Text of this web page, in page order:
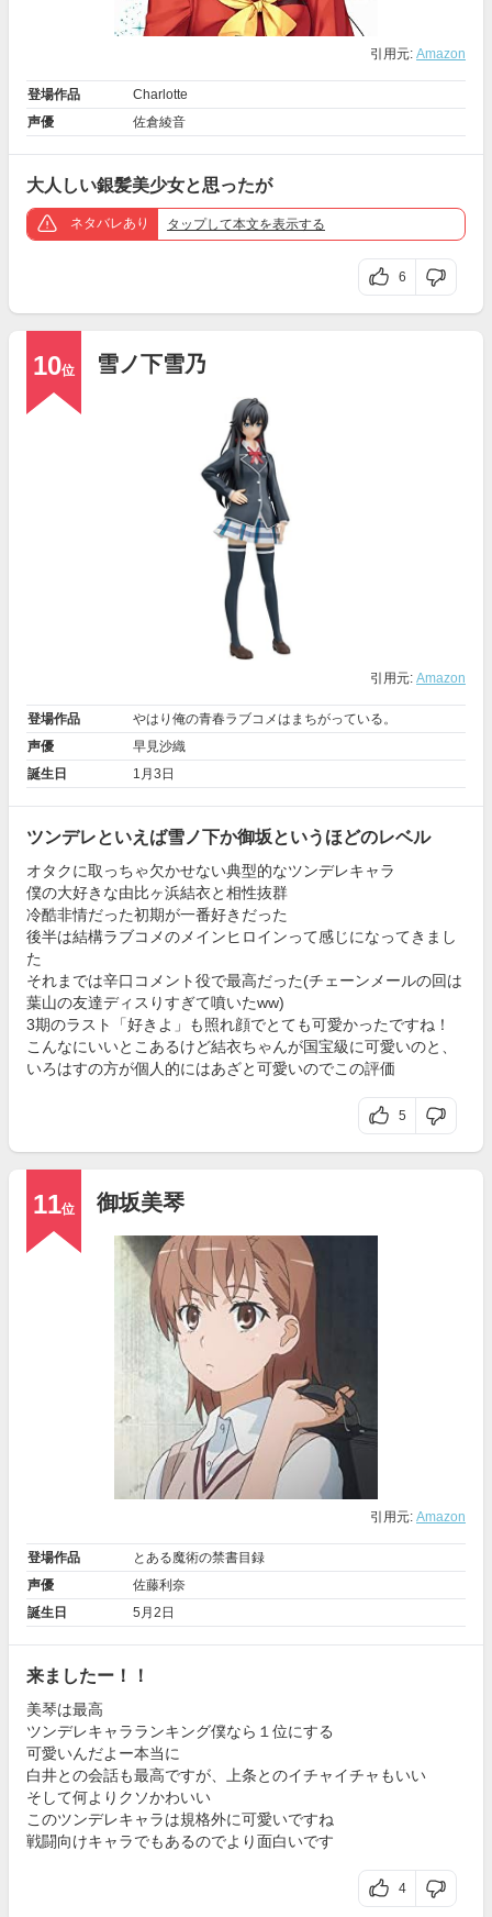
引用元: Amazon
登場作品
Charlotte
声優
佐倉綾音
大人しい銀髪美少女と思ったが
ネタバレあり タップして本文を表示する
6
10位 雪ノ下雪乃
引用元: Amazon
登場作品
やはり俺の青春ラブコメはまちがっている。
声優
早見沙織
誕生日
1月3日
ツンデレといえば雪ノ下か御坂というほどのレベル
オタクに取っちゃ欠かせない典型的なツンデレキャラ
僕の大好きな由比ヶ浜結衣と相性抜群
冷酷非情だった初期が一番好きだった
後半は結構ラブコメのメインヒロインって感じになってきまし
た
それまでは辛口コメント役で最高だった(チェーンメールの回は
葉山の友達ディスりすぎて噴いたww)
3期のラスト「好きよ」も照れ顔でとても可愛かったですね！
こんなにいいとこあるけど結衣ちゃんが国宝級に可愛いのと、
いろはすの方が個人的にはあざと可愛いのでこの評価
5
11位 御坂美琴
引用元: Amazon
登場作品
とある魔術の禁書目録
声優
佐藤利奈
誕生日
5月2日
来ましたー！！
美琴は最高
ツンデレキャラランキング僕なら１位にする
可愛いんだよー本当に
白井との会話も最高ですが、上条とのイチャイチャもいい
そして何よりクソかわいい
このツンデレキャラは規格外に可愛いですね
戦闘向けキャラでもあるのでより面白いです
4